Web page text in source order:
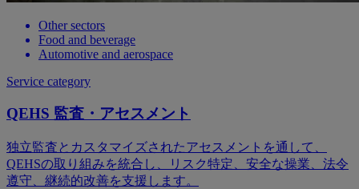
Other sectors
Food and beverage
Automotive and aerospace
Service category
QEHS 監査・アセスメント
独立監査とカスタマイズされたアセスメントを通して、
QEHSの取り組みを統合し、リスク特定、安全な操業、法令
遵守、継続的改善を支援します。